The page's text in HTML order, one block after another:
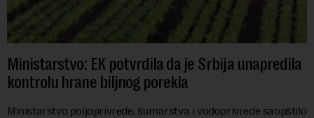
Ministarstvo: EK potvrdila da je Srbija unapredila
kontrolu hrane biljnog porekla
Ministarstvo poljoprivrede, šumarstva i vodoprivrede saopštilo